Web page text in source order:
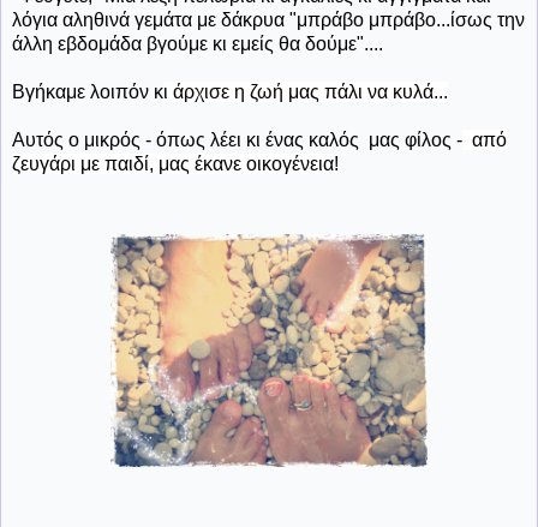
λόγια αληθινά γεμάτα με δάκρυα "μπράβο μπράβο...ίσως την
άλλη εβδομάδα βγούμε κι εμείς θα δούμε"....
Βγήκαμε λοιπόν κι άρχισε η ζωή μας πάλι να κυλά...
Αυτός ο μικρός - όπως λέει κι ένας καλός μας φίλος - από
ζευγάρι με παιδί, μας έκανε οικογένεια!